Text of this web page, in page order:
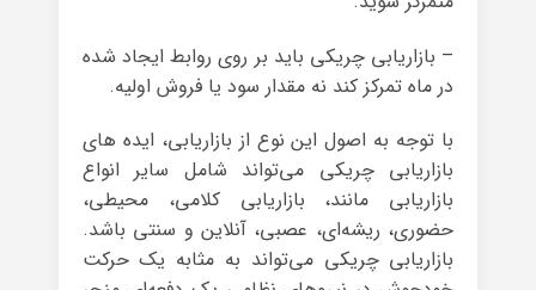
– بازاریابی چریکی باید بر روی روابط ایجاد شده
در ماه تمرکز کند نه مقدار سود یا فروش اولیه.
با توجه به اصول این نوع از بازاریابی، ایده های
بازاریابی چریکی می‌تواند شامل سایر انواع
بازاریابی مانند، بازاریابی کلامی، محیطی،
حضوری، ریشه‌ای، عصبی، آنلاین و سنتی باشد.
بازاریابی چریکی می‌تواند به مثابه یک حرکت